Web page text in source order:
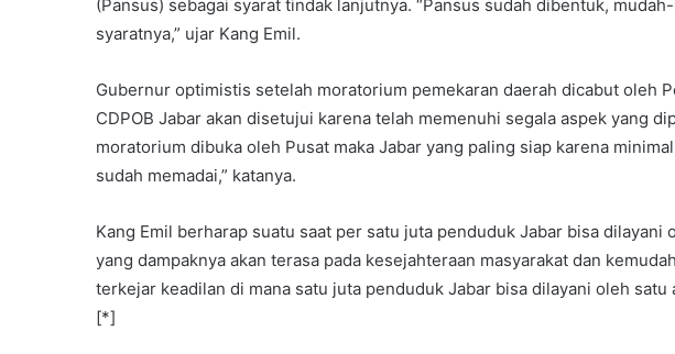
(Pansus) sebagai syarat tindak lanjutnya. “Pansus sudah dibentuk,
syaratnya,” ujar Kang Emil.
Gubernur optimistis setelah moratorium pemekaran daerah dicabut oleh
CDPOB Jabar akan disetujui karena telah memenuhi segala aspek yang
moratorium dibuka oleh Pusat maka Jabar yang paling siap karena
sudah memadai,” katanya.
Kang Emil berharap suatu saat per satu juta penduduk Jabar bisa
yang dampaknya akan terasa pada kesejahteraan masyarakat dan
terkejar keadilan di mana satu juta penduduk Jabar bisa dilayani oleh satu
[*]